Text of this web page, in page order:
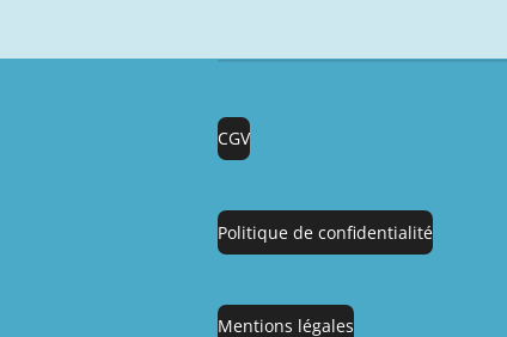
CGV
Politique de confidentialité
Mentions légales